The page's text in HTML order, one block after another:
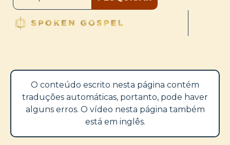
O conteúdo escrito nesta página contém
traduções automáticas, portanto, pode haver
alguns erros. O vídeo nesta página também
está em inglês.